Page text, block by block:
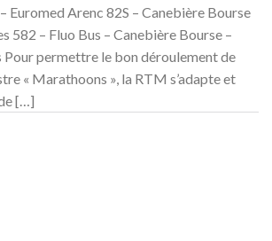
Euromed Arenc 82S – Canebière Bourse
582 – Fluo Bus – Canebière Bourse –
Pour permettre le bon déroulement de
« Marathoons », la RTM s’adapte et
[…]